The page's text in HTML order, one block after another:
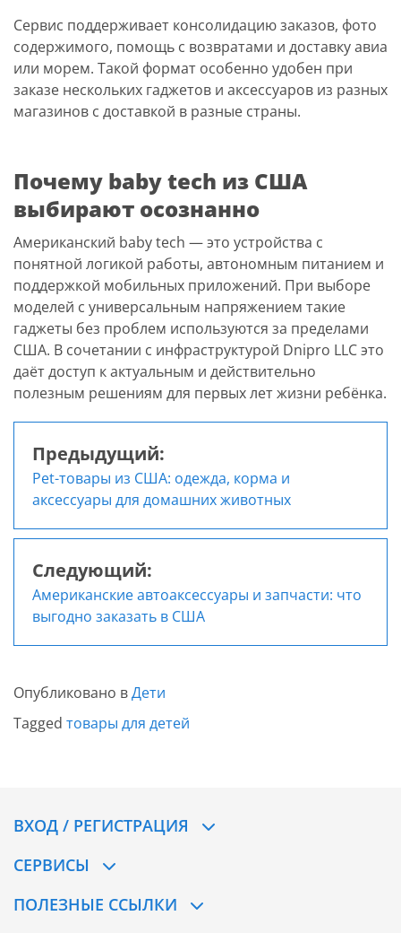
Сервис поддерживает консолидацию заказов, фото
содержимого, помощь с возвратами и доставку авиа
или морем. Такой формат особенно удобен при
заказе нескольких гаджетов и аксессуаров из разных
магазинов с доставкой в разные страны.
Почему baby tech из США
выбирают осознанно
Американский baby tech — это устройства с
понятной логикой работы, автономным питанием и
поддержкой мобильных приложений. При выборе
моделей с универсальным напряжением такие
гаджеты без проблем используются за пределами
США. В сочетании с инфраструктурой Dnipro LLC это
даёт доступ к актуальным и действительно
полезным решениям для первых лет жизни ребёнка.
Навигация
по
записям
Предыдущий:
Pet-товары из США: одежда, корма и
аксессуары для домашних животных
Следующий:
Американские автоаксессуары и запчасти: что
выгодно заказать в США
Опубликовано вДети
Tagged товары для детей
ВХОД / РЕГИСТРАЦИЯ
СЕРВИСЫ
ПОЛЕЗНЫЕ ССЫЛКИ